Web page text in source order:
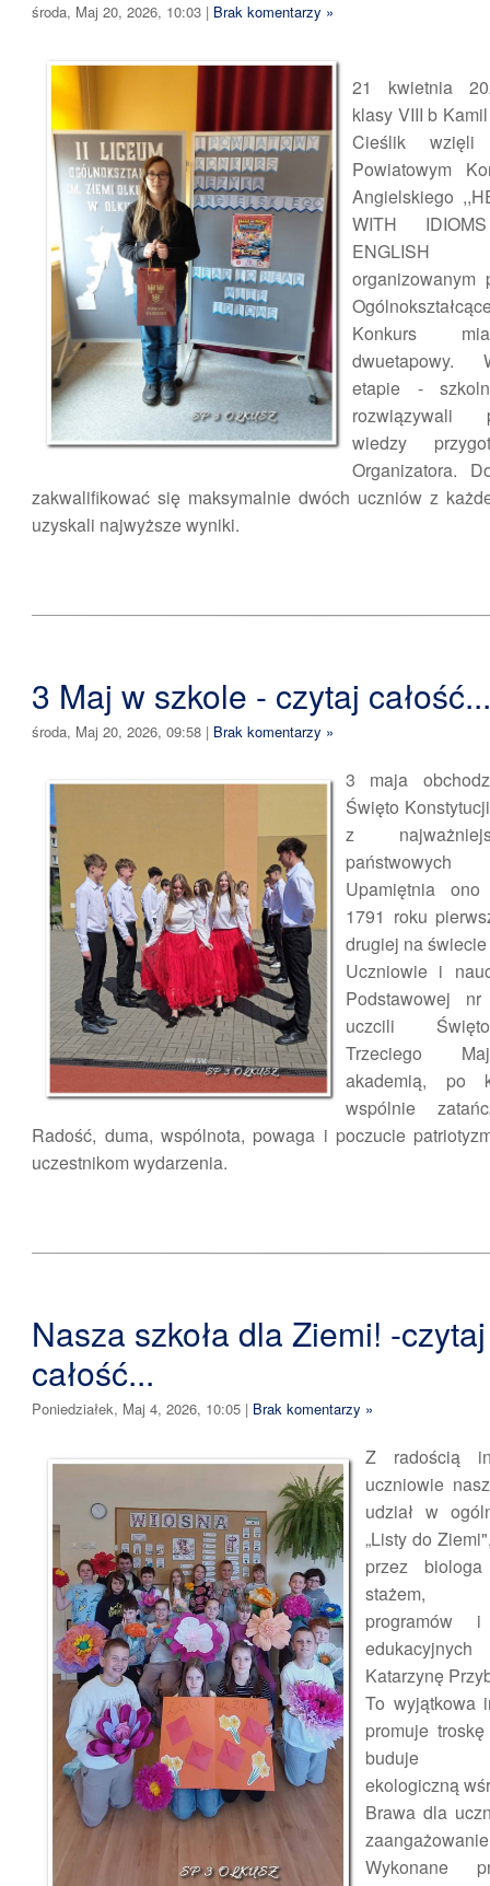
środa, Maj 20, 2026, 10:03 | Brak komentarzy »
21 kwietnia
klasy VIII b
Cieślik
Powiatowym
Angielskiego
WITH
ENGLISH
organizowanym
Konkurs
dwuetapowy.
etapie -
rozwiązywali
wiedzy
Organizatora.
zakwalifikować się maksymalnie dwóch uczniów z
uzyskali najwyższe wyniki.
3 Maj w szkole - czytaj
środa, Maj 20, 2026, 09:58 | Brak komentarzy »
3 maja
Święto
z
Upamiętnia
1791 roku
drugiej na
Uczniowie i
Podstawowej
uczcili
Trzeciego
akademią, po
wspólnie
Radość, duma, wspólnota, powaga i poczucie
uczestnikom wydarzenia.
Nasza szkoła dla Ziemi! -czytaj
całość...
Poniedziałek, Maj 4, 2026, 10:05 | Brak komentarzy »
Z radością
uczniowie
udział w
„Listy do
przez
stażem,
programów i
Katarzynę
To wyjątkowa
promuje
buduje
ekologiczną
Brawa dla
Wykonane